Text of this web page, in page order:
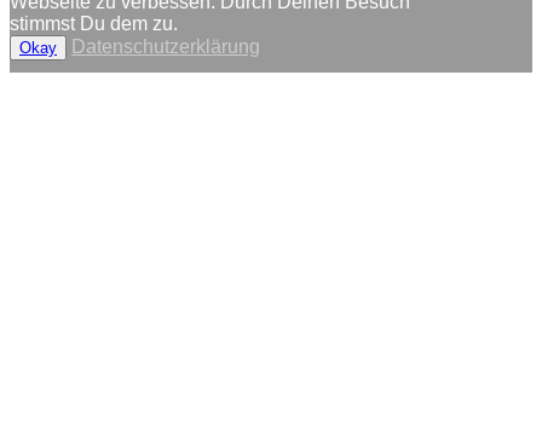
stimmst Du dem zu.
Okay Datenschutzerklärung